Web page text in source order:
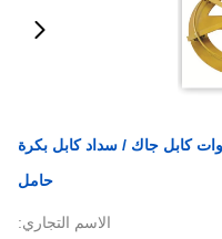
كابل جاك / سداد كابل بكرة
حامل
الاسم التجاري: